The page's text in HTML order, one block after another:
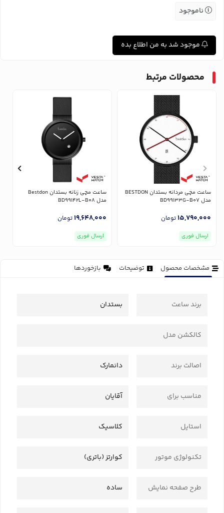
ناموجود
موجود شد به من اطلاع بده
محصولات مرتبط
ساعت مچی مردانه بستدان BESTDON
مدل BD99133G-B07
15,790,000تومان
ارسال فوری
ساعت مچی زنانه بستدان Bestdon
مدل BD99142L-B08
19,648,000تومان
ارسال فوری
مشخصات محصول توضیحات بازخوردها
برند ساعت بستدان
کالکشن مدل
اصالت برند دانمارک
مناسب برای آقایان
استایل کلاسیک
تکنولوژی موتور کوارتز (باتری)
طرح صفحه نمایش ساده